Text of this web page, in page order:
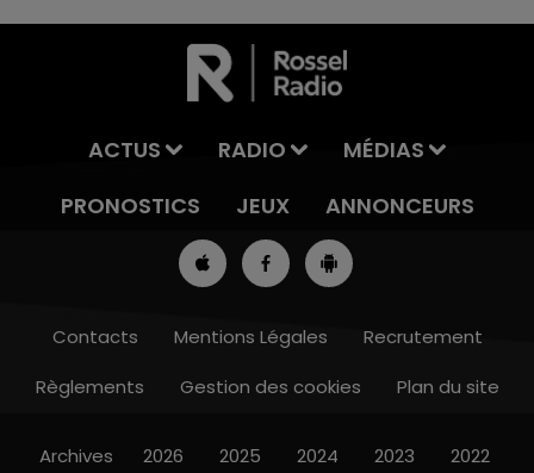
13h00 - 16h00
ACTUS RADIO
MÉDIAS
PRONOSTICS
JEUX ANNONCEURS
Contacts Mentions Légales
Recrutement
Règlements
Gestion des cookies Plan du site
Archives 2026 2025 2024 2023 2022